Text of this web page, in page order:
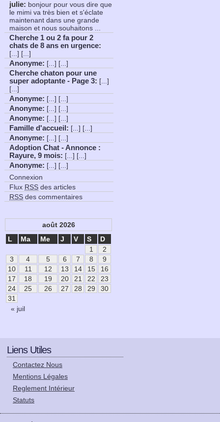
julie: bonjour pour vous dire que
le mimi va très bien et s'éclate
maintenant dans une grande
maison et nous souhaitons ...
Cherche 1 ou 2 fa pour 2
chats de 8 ans en urgence:
[...] [...]
Anonyme: [...] [...]
Cherche chaton pour une
super adoptante - Page 3: [...]
[...]
Anonyme: [...] [...]
Anonyme: [...] [...]
Anonyme: [...] [...]
Famille d'accueil : [...] [...]
Anonyme: [...] [...]
Adoption Chat - Annonce :
Rayure, 9 mois: [...] [...]
Anonyme: [...] [...]
Connexion
Flux RSS des articles
RSS des commentaires
août 2026
L
Ma Me J V S D
« juil
1
2
3
4 5 6 7 8
9
10
11 12 13 14 15
16
17
18 19 20 21 22
23
24
25 26 27 28 29
30
31
Liens Utiles
Contactez Nous
Mentions Légales
Reglement Intérieur
Statuts